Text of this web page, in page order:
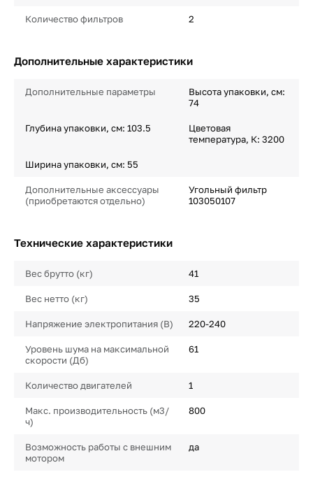
Количество фильтров 2
Дополнительные характеристики
Дополнительные параметры
Высота упаковки, см:
74
Глубина упаковки, см: 103.5
Цветовая
температура, К: 3200
Ширина упаковки, см: 55
Дополнительные аксессуары
(приобретаются отдельно)
Угольный фильтр
103050107
Технические характеристики
Вес брутто (кг) 41
Вес нетто (кг) 35
Напряжение электропитания (В) 220-240
Уровень шума на максимальной
скорости (Дб)
61
Количество двигателей 1
Макс. производительность (м3/
ч)
800
Возможность работы с внешним
мотором
да